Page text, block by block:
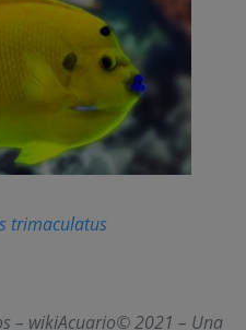
trimaculatus
– wikiAcuario© 2021 – Una